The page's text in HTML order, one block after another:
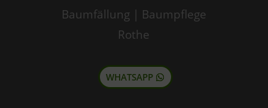
Baumfällung | Baumpflege
Rothe
WHATSAPP